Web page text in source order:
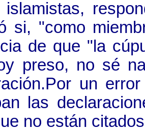
si, "como
de que "la
preso, no sé
un
las
no están